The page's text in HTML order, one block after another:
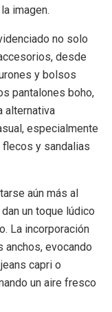
imagen.
no solo
desde
y bolsos
pantalones boho,
alternativa
especialmente
flecos y sandalias
aún más al
un toque lúdico
La incorporación
evocando
capri o
un aire fresco